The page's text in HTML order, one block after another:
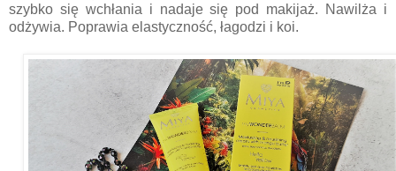
szybko się wchłania i nadaje się pod makijaż. Nawilża i
odżywia. Poprawia elastyczność, łagodzi i koi.